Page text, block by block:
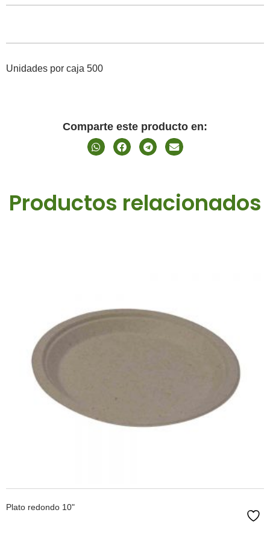
Unidades por caja 500
Comparte este producto en:
Productos relacionados
Plato redondo 10"